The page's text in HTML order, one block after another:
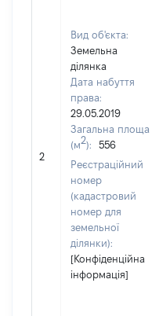
2
Вид об'єкта:
Земельна
ділянка
Дата набуття
права:
29.05.2019
Загальна площа
(м2):
556
Реєстраційний
номер
(кадастровий
номер для
земельної
ділянки):
[Конфіденційна
інформація]